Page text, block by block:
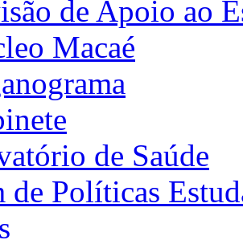
de Apoio ao
Macaé
de Saúde
de Políticas